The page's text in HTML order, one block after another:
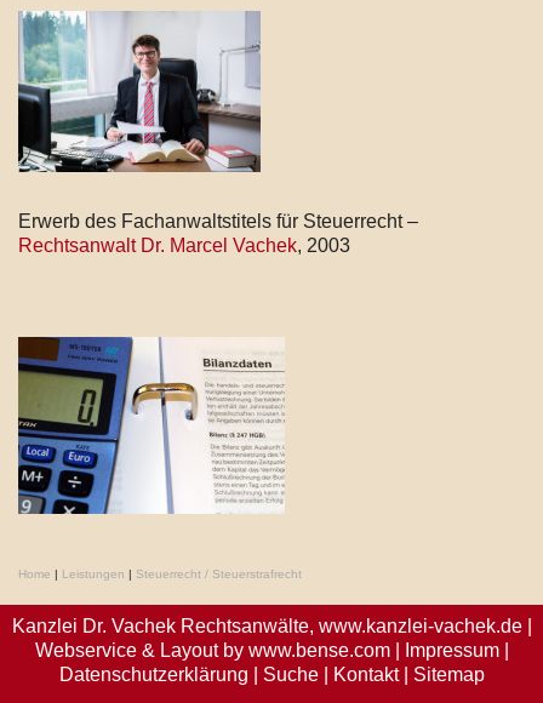
Erwerb des Fachanwaltstitels für Steuerrecht –
Rechtsanwalt Dr. Marcel Vachek, 2003
Home | Leistungen | Steuerrecht / Steuerstrafrecht
Kanzlei Dr. Vachek Rechtsanwälte, www.kanzlei-vachek.de|
Webservice & Layout by www.bense.com| Impressum|
Datenschutzerklärung
Suche| Kontakt| Sitemap